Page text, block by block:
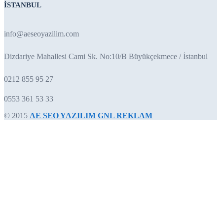
İSTANBUL
info@aeseoyazilim.com
Dizdariye Mahallesi Cami Sk. No:10/B Büyükçekmece / İstanbul
0212 855 95 27
0553 361 53 33
© 2015 AE SEO YAZILIM GNL REKLAM